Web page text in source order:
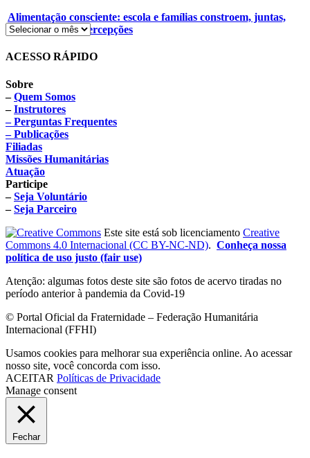
Alimentação consciente: escola e famílias constroem, juntas,
novos hábitos e percepções
ACESSO RÁPIDO
Sobre
–Quem Somos
–Instrutores
– Perguntas Frequentes
– Publicações
Filiadas
Missões Humanitárias
Atuação
Participe
–Seja Voluntário
–Seja Parceiro
Este site está sob licenciamento Creative
Commons 4.0 Internacional (CC BY-NC-ND). Conheça nossa
política de uso justo (fair use)
Atenção: algumas fotos deste site são fotos de acervo tiradas no
período anterior à pandemia da Covid-19
© Portal Oficial da Fraternidade – Federação Humanitária
Internacional (FFHI)
Usamos cookies para melhorar sua experiência online. Ao acessar
nosso site, você concorda com isso.
ACEITAR Políticas de Privacidade
Manage consent
Fechar